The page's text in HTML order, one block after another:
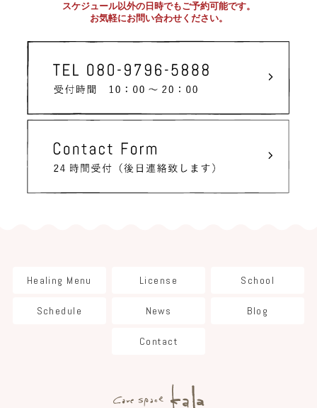
スケジュール以外の日時でもご予約可能です。
お気軽にお問い合わせください。
Healing Menu License School
Schedule News Blog
Contact